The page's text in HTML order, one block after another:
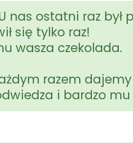
nas ostatni raz był
się tylko raz!
wasza czekolada.
razem
i bardzo